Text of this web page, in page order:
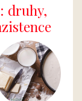
druhy,